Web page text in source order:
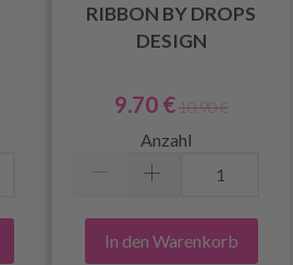
RIBBON BY DROPS
DESIGN
9.70 € 10.90 €
Anzahl
In den Warenkorb